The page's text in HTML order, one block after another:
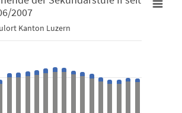
II seit 2006/2007
series.
2007
Kanton Luzern